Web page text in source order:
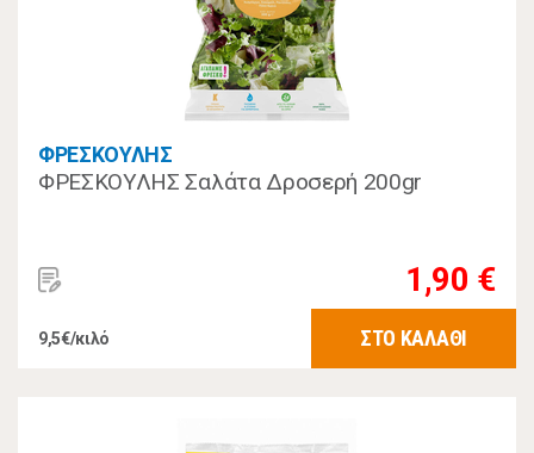
ΦΡΕΣΚΟΥΛΗΣ
ΦΡΕΣΚΟΥΛΗΣ Σαλάτα Δροσερή 200gr
1,90 €
9,5€/κιλό ΣΤΟ ΚΑΛΑΘΙ